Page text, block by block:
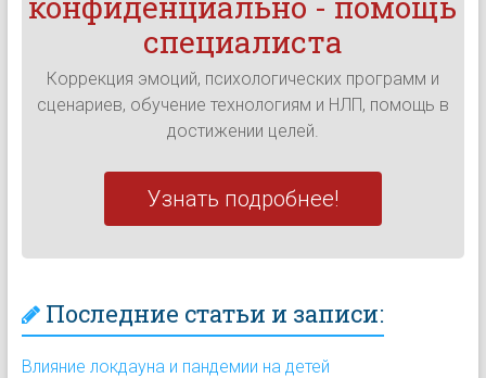
специалиста
Коррекция эмоций, психологических программ и
сценариев, обучение технологиям и НЛП, помощь в
достижении целей.
Узнать подробнее!
Последние статьи и записи:
Влияние локдауна и пандемии на детей